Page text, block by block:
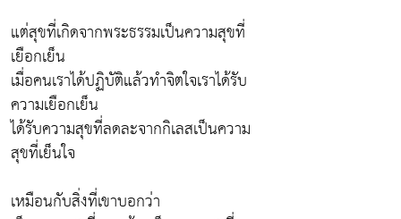
แต่สุขที่เกิดจากพระธรรมเป็นความสุขที่
เยือกเย็น
เมื่อคนเราได้ปฏิบัติแล้วทำจิตใจเราได้รับ
ความเยือกเย็น
ได้รับความสุขที่ลดละจากกิเลสเป็นความ
สุขที่เย็นใจ
เหมือนกับสิ่งที่เขาบอกว่า